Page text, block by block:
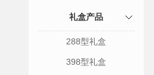
礼盒产品
288型礼盒
398型礼盒